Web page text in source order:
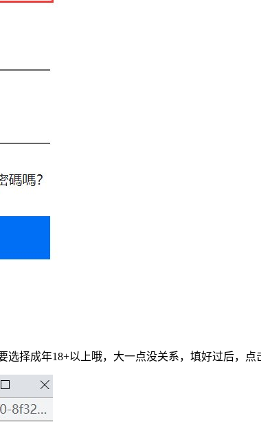
择成年18+以上哦，大一点没关系，填好过后，点